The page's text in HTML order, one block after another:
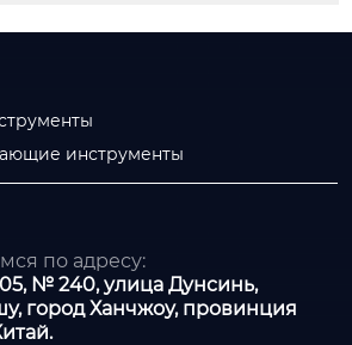
инструменты
по адресу:
№ 240, улица Дунсинь,
город Ханчжоу, провинция